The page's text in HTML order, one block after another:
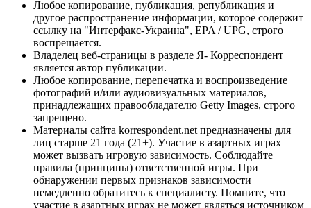
Любое копирование, публикация, републикация и
другое распространение информации, которое содержит
ссылку на "Интерфакс-Украина", EPA / UPG, строго
воспрещается.
Владелец веб-страницы в разделе Я- Корреспондент
является автор публикации.
Любое копирование, перепечатка и воспроизведение
фотографий и/или аудиовизуальных материалов,
принадлежащих правообладателю Getty Images, строго
запрещено.
Материалы сайта korrespondent.net предназначены для
лиц старше 21 года (21+). Участие в азартных играх
может вызвать игровую зависимость. Соблюдайте
правила (принципы) ответственной игры. При
обнаружении первых признаков зависимости
немедленно обратитесь к специалисту. Помните, что
участие в азартных играх не может являться источником